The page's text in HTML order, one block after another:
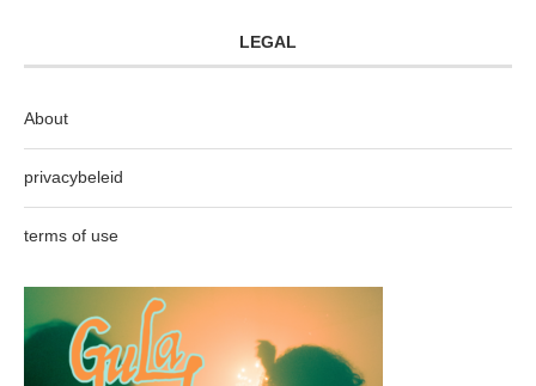
LEGAL
About
privacybeleid
terms of use